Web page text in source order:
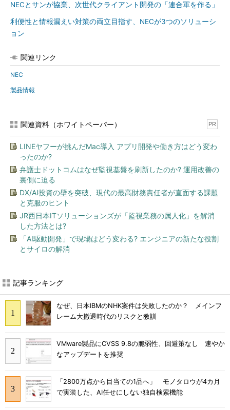
NECとサンが協業、次世代クライアント開発の「連合軍を作る」
利便性と情報漏えい対策の両立目指す、NECが3つのソリューシ
ョン
関連リンク
NEC
製品情報
関連資料（ホワイトペーパー） PR
LINEヤフーが挑んだMac導入 アプリ開発や働き方はどう変わ
ったのか?
弁護士ドットコムはなぜ監視基盤を刷新したのか? 運用改善の
裏側に迫る
DX/AI投資の壁を突破、現代の最高財務責任者が直面する課題
と克服のヒント
JR西日本ITソリューションズが「監視業務の属人化」を解消
した方法とは?
「AI駆動開発」で現場はどう変わる? エンジニアの新たな役割
とサイロの解消
記事ランキング
なぜ、日本IBMのNHK案件は失敗したのか？ メインフ
レーム大撤退時代のリスクと教訓
VMware製品にCVSS 9.8の脆弱性、回避策なし 速やか
なアップデートを推奨
「2800万点から目当ての1品へ」 モノタロウが4カ月
で実装した、AI任せにしない独自検索機能